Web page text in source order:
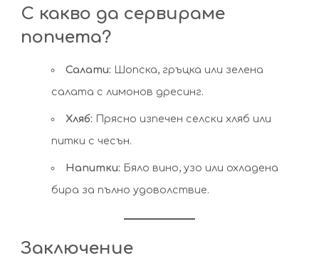
С какво да сервираме
попчета?
Салати: Шопска, гръцка или зелена
салата с лимонов дресинг.
Хляб: Прясно изпечен селски хляб или
питки с чесън.
Напитки: Бяло вино, узо или охладена
бира за пълно удоволствие.
Заключение